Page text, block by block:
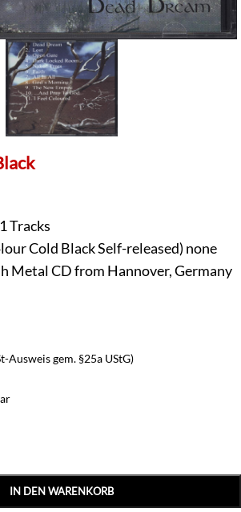
Tracks
Cold Black Self-released) none
Metal CD from Hannover, Germany
Ausweis gem. §25a UStG)
IN DEN WARENKORB